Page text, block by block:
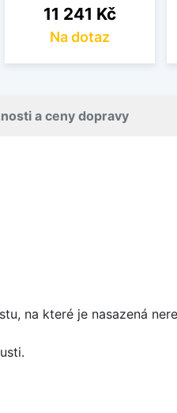
Cena
11 241 Kč
Na dotaz
a ceny dopravy
na které je nasazená